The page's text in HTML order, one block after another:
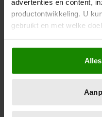
advertenties en content,
productontwikkeling. U
gebruikt en met welke
Als u het toestaat, willen
Informatie
locatie, die tot een
scannen op
Hoe